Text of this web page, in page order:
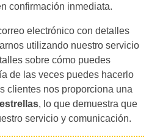
confirmación inmediata.
electrónico con detalles
utilizando nuestro servicio
sobre cómo puedes
de las veces puedes hacerlo
clientes nos proporciona una
, lo que demuestra que
servicio y comunicación.